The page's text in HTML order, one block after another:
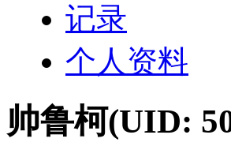
记录
个人资料
帅鲁柯(UID: